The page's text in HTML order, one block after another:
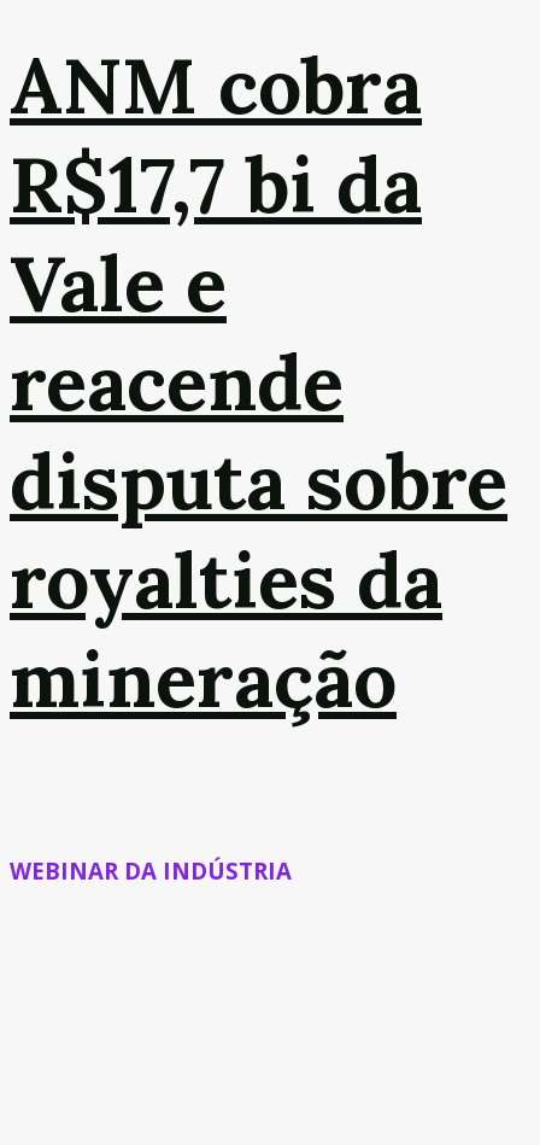
ANM cobra
R$17,7 bi da
Vale e
reacende
disputa sobre
royalties da
mineração
WEBINAR DA INDÚSTRIA